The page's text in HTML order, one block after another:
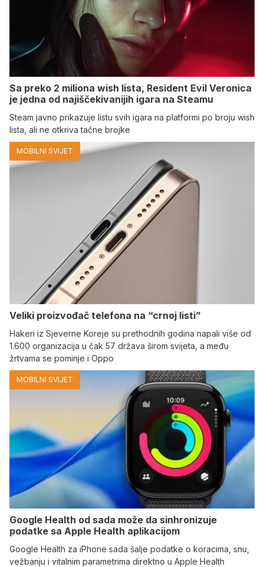
Sa preko 2 miliona wish lista, Resident Evil Veronica
je jedna od najiščekivanijih igara na Steamu
Steam javno prikazuje listu svih igara na platformi po broju wish
lista, ali ne otkriva tačne brojke
MOBILNI SVIJET
Veliki proizvođač telefona na “crnoj listi”
Hakeri iz Sjeverne Koreje su prethodnih godina napali više od
1.600 organizacija u čak 57 država širom svijeta, a među
žrtvama se pominje i Oppo
MOBILNI SVIJET
Google Health od sada može da sinhronizuje
podatke sa Apple Health aplikacijom
Google Health za iPhone sada šalje podatke o koracima, snu,
vežbanju i vitalnim parametrima direktno u Apple Health